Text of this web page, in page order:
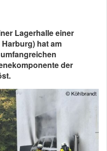
Lagerhalle einer
hat am
der